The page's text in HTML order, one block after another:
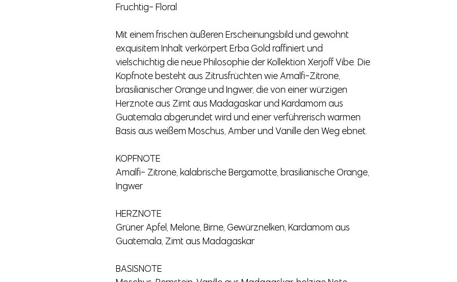
Fruchtig- Floral
Mit einem frischen äußeren Erscheinungsbild und gewohnt
exquisitem Inhalt verkörpert Erba Gold raffiniert und
vielschichtig die neue Philosophie der Kollektion Xerjoff Vibe. Die
Kopfnote besteht aus Zitrusfrüchten wie Amalfi-Zitrone,
brasilianischer Orange und Ingwer, die von einer würzigen
Herznote aus Zimt aus Madagaskar und Kardamom aus
Guatemala abgerundet wird und einer verführerisch warmen
Basis aus weißem Moschus, Amber und Vanille den Weg ebnet.
KOPFNOTE
Amalfi- Zitrone, kalabrische Bergamotte, brasilianische Orange,
Ingwer
HERZNOTE
Grüner Apfel, Melone, Birne, Gewürznelken, Kardamom aus
Guatemala, Zimt aus Madagaskar
BASISNOTE